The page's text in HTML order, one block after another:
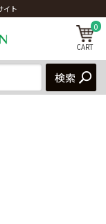
0
イト